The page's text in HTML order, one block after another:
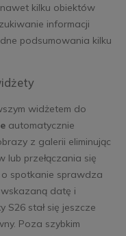
kilku obiektów
informacji
podsumowania kilku
widżetem do
automatycznie
z galerii eliminując
lub przełączania się
o spotkanie sprawdza
datę i
S26 stał się jeszcze
Poza szybkim